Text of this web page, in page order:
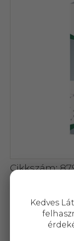
Cikkszám:
Kedves